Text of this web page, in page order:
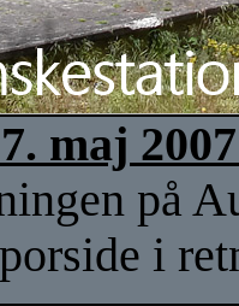
maj
på
i